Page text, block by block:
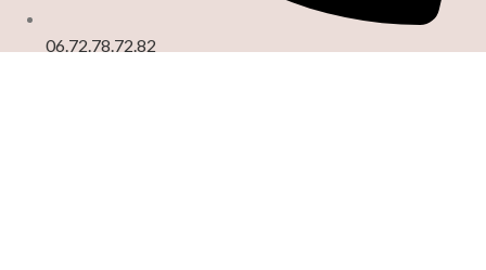
06.72.78.72.82